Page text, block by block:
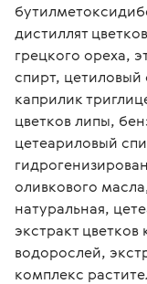
дистиллят
грецкого ореха,
спирт,
каприлик
цветков липы,
цетеариловый
оливкового
натуральная,
экстракт
водорослей,
комплекс